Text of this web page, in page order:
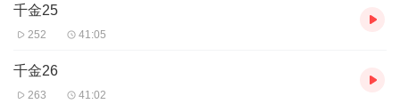
千金25
252 41:05
千金26
263 41:02